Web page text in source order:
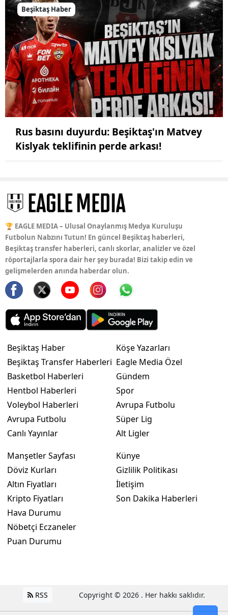
Beşiktaş Haber
Rus basını duyurdu: Beşiktaş'ın Matvey
Kislyak teklifinin perde arkası!
🏆 EAGLE MEDIA – Ulusal Onaylanmış Medya Kuruluşu
Futbolun Nabzını Tutun! En güncel Beşiktaş haberleri,
Beşiktaş transfer haberleri, canlı skorlar, analizler ve özel
röportajlarla spora dair her şey burada! Bizi takip edin ve
gelişmelerden anında haberdar olun.
Beşiktaş Haber
Beşiktaş Transfer Haberleri
Basketbol Haberleri
Hentbol Haberleri
Voleybol Haberleri
Avrupa Futbolu
Canlı Yayınlar
Köşe Yazarları
Eagle Media Özel
Gündem
Spor
Avrupa Futbolu
Süper Lig
Alt Ligler
Manşetler Sayfası
Döviz Kurları
Altın Fiyatları
Kripto Fiyatları
Hava Durumu
Nöbetçi Eczaneler
Puan Durumu
Künye
Gizlilik Politikası
İletişim
Son Dakika Haberleri
RSS Copyright © 2026 . Her hakkı saklıdır.